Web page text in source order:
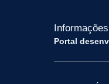
Portal